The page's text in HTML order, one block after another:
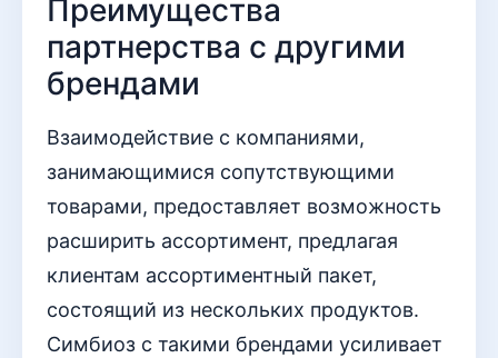
Преимущества
партнерства с другими
брендами
Взаимодействие с компаниями,
занимающимися сопутствующими
товарами, предоставляет возможность
расширить ассортимент, предлагая
клиентам ассортиментный пакет,
состоящий из нескольких продуктов.
Симбиоз с такими брендами усиливает